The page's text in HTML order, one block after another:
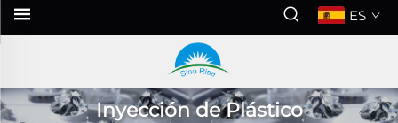
ES
Inyección de Plástico